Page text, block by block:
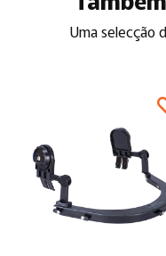
Uma selecção